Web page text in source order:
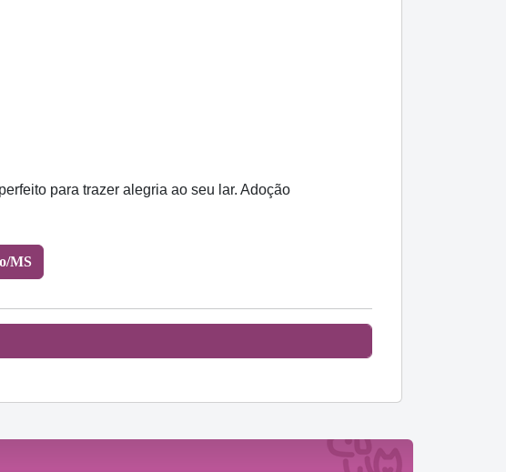
para trazer alegria ao seu lar. Adoção
MS